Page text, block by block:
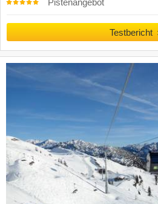
Pistenangebot
Testbericht